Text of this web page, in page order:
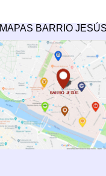
MAPAS BARRIO JESÚS